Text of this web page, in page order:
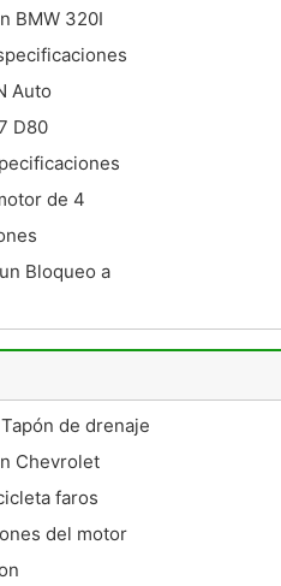
BMW 320I
Auto
D80
de 4
Bloqueo a
de drenaje
Chevrolet
faros
del motor